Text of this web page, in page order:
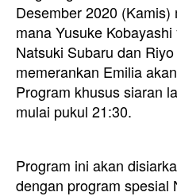
Desember 2020
mana Yusuke
Natsuki Subaru dan
memerankan Emilia
Program khusus siaran
mulai pukul 21:30.
Program ini akan
dengan program spesial